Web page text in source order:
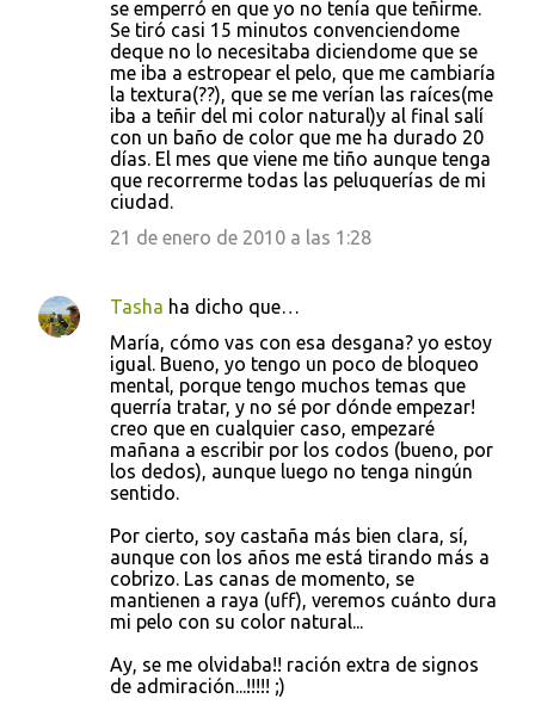
se emperró en que yo no tenía que teñirme.
Se tiró casi 15 minutos convenciendome
deque no lo necesitaba diciendome que se
me iba a estropear el pelo, que me cambiaría
la textura(??), que se me verían las raíces(me
iba a teñir del mi color natural)y al final salí
con un baño de color que me ha durado 20
días. El mes que viene me tiño aunque tenga
que recorrerme todas las peluquerías de mi
ciudad.
21 de enero de 2010 a las 1:28
Tasha ha dicho que…
María, cómo vas con esa desgana? yo estoy
igual. Bueno, yo tengo un poco de bloqueo
mental, porque tengo muchos temas que
querría tratar, y no sé por dónde empezar!
creo que en cualquier caso, empezaré
mañana a escribir por los codos (bueno, por
los dedos), aunque luego no tenga ningún
sentido.
Por cierto, soy castaña más bien clara, sí,
aunque con los años me está tirando más a
cobrizo. Las canas de momento, se
mantienen a raya (uff), veremos cuánto dura
mi pelo con su color natural...
Ay, se me olvidaba!! ración extra de signos
de admiración...!!!!! ;)